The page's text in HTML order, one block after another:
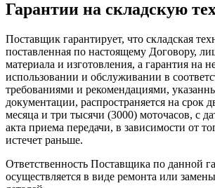
Гарантии на складскую
Поставщик гарантирует, что складская
поставленная по настоящему Договору,
материала и изготовления, а гарантия на
использовании и обслуживании в
требованиями и рекомендациями,
документации, распространяется на срок
месяца и три тысячи (3000) моточасов, с
акта приема передачи, в зависимости от
истечет раньше.
Ответственность Поставщика по данной
осуществляется в виде ремонта или